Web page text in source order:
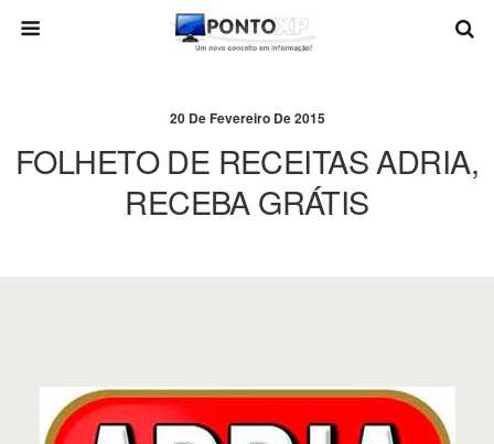
20 De Fevereiro De 2015
FOLHETO DE RECEITAS ADRIA,
RECEBA GRÁTIS